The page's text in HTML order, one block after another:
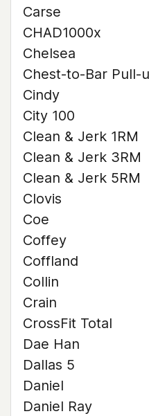
Carse
CHAD1000x
Chelsea
Chest-to-Bar Pull-
Cindy
City 100
Clean & Jerk 1RM
Clean & Jerk 3RM
Clean & Jerk 5RM
Clovis
Coe
Coffey
Coffland
Collin
Crain
CrossFit Total
Dae Han
Dallas 5
Daniel
Daniel Ray